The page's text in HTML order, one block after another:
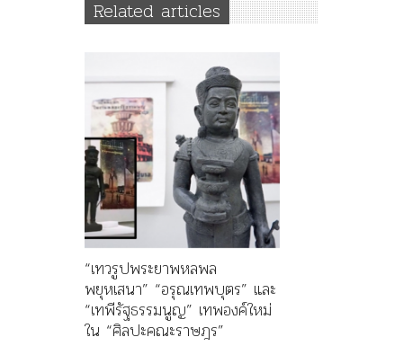
Related articles
“เทวรูปพระยาพหลพล
พยุหเสนา” “อรุณเทพบุตร” และ
“เทพีรัฐธรรมนูญ” เทพองค์ใหม่
ใน “ศิลปะคณะราษฎร”